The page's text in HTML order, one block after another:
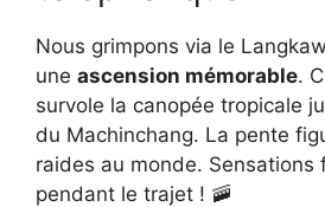
Nous grimpons via le
une ascension mémorable.
survole la canopée tropicale
du Machinchang. La pente
raides au monde. Sensations
pendant le trajet ! 🚠